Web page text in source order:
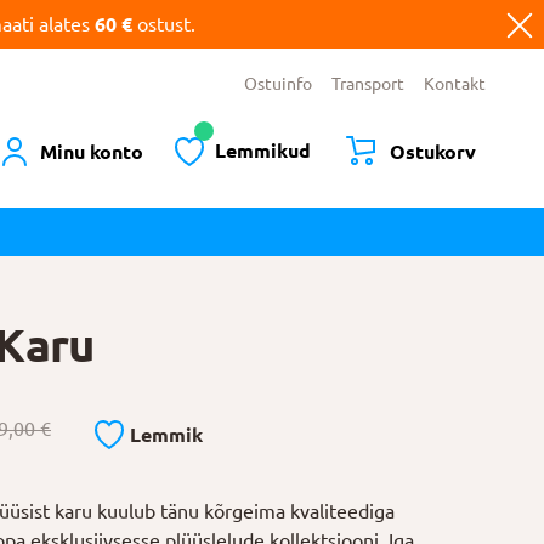
alates 60 € ostust.
Ostuinfo Transport Kontakt
Minu konto Lemmikud Ostukorv
€ Lemmik
karu kuulub tänu kõrgeima kvaliteediga